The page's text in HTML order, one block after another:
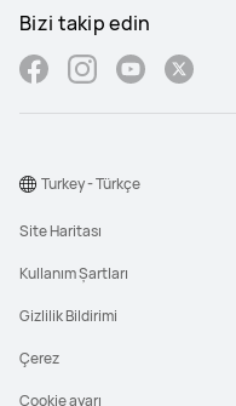
Bizi takip edin
Site Haritası
Kullanım Şartları
Gizlilik Bildirimi
Çerez
Cookie ayarı
Turkey - Türkçe